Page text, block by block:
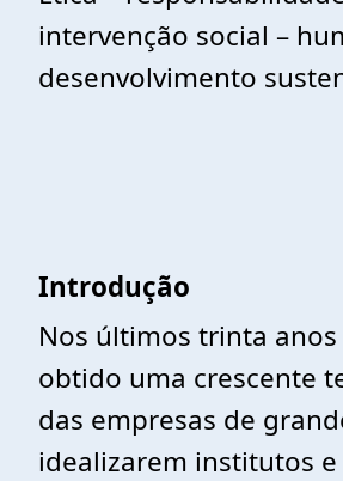
intervenção social –
desenvolvimento
Introdução
Nos últimos trinta
obtido uma crescente
das empresas de
idealizarem institutos